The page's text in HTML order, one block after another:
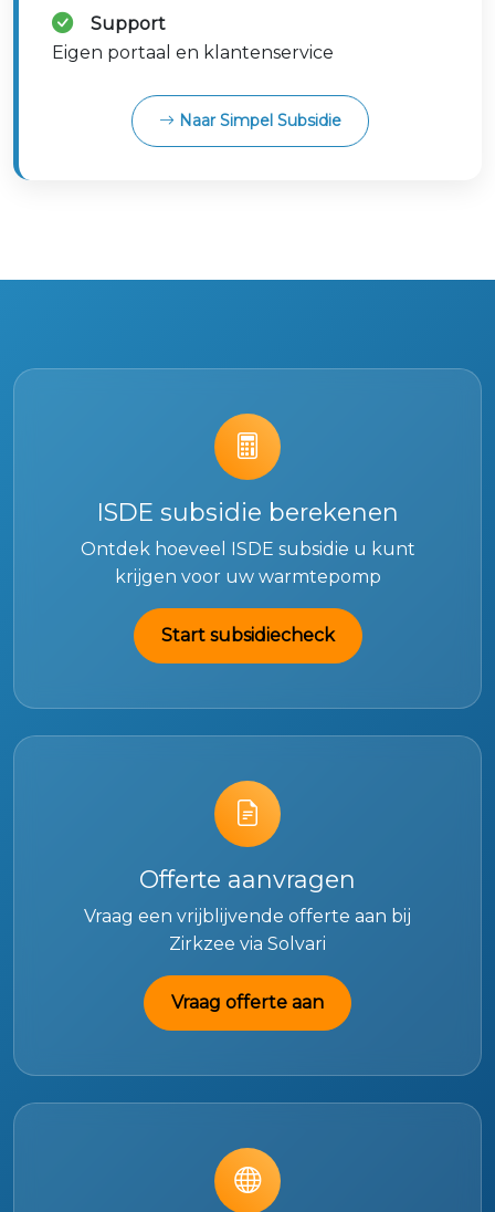
Support
Eigen portaal en klantenservice
Naar Simpel Subsidie
ISDE subsidie berekenen
Ontdek hoeveel ISDE subsidie u kunt
krijgen voor uw warmtepomp
Start subsidiecheck
Offerte aanvragen
Vraag een vrijblijvende offerte aan bij
Zirkzee via Solvari
Vraag offerte aan